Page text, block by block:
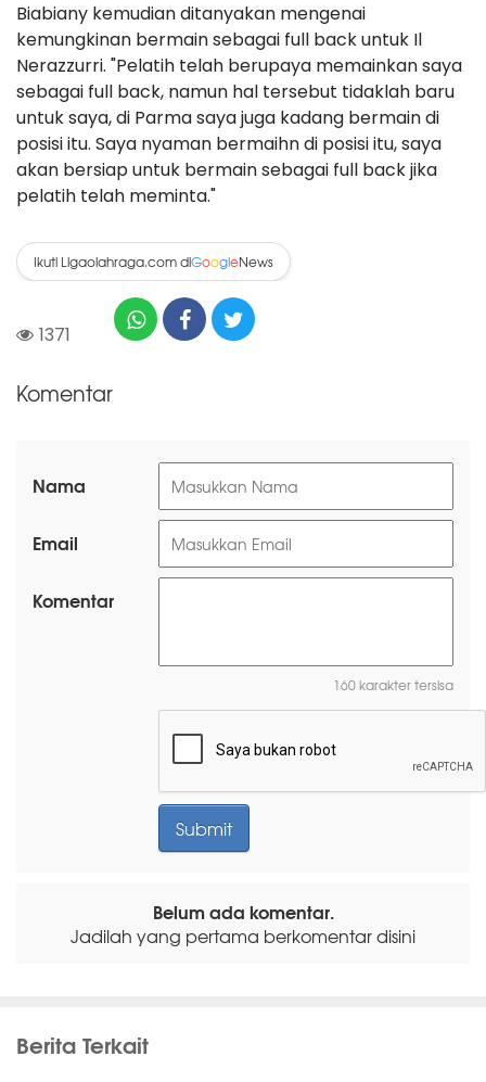
Biabiany kemudian ditanyakan mengenai
kemungkinan bermain sebagai full back untuk Il
Nerazzurri. "Pelatih telah berupaya memainkan saya
sebagai full back, namun hal tersebut tidaklah baru
untuk saya, di Parma saya juga kadang bermain di
posisi itu. Saya nyaman bermaihn di posisi itu, saya
akan bersiap untuk bermain sebagai full back jika
pelatih telah meminta."
Ikuti Ligaolahraga.com diGoogleNews
1371
Komentar
Nama
Email
Komentar
160 karakter tersisa
Belum ada komentar.
Jadilah yang pertama berkomentar disini
Berita Terkait